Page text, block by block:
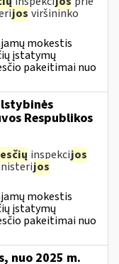
jos viršininko
mokestis
įstatymų
pakeitimai nuo
Respublikos
inspekcijos
jos
mokestis
įstatymų
pakeitimai nuo
nuo 2025 m.